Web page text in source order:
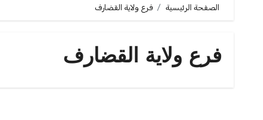
الصفحة الرئيسية فرع ولاية القضارف
فرع ولاية القضارف